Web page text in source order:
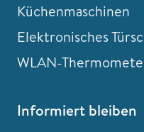
Küchenmaschinen
Elektronisches
WLAN-
Informiert bleiben